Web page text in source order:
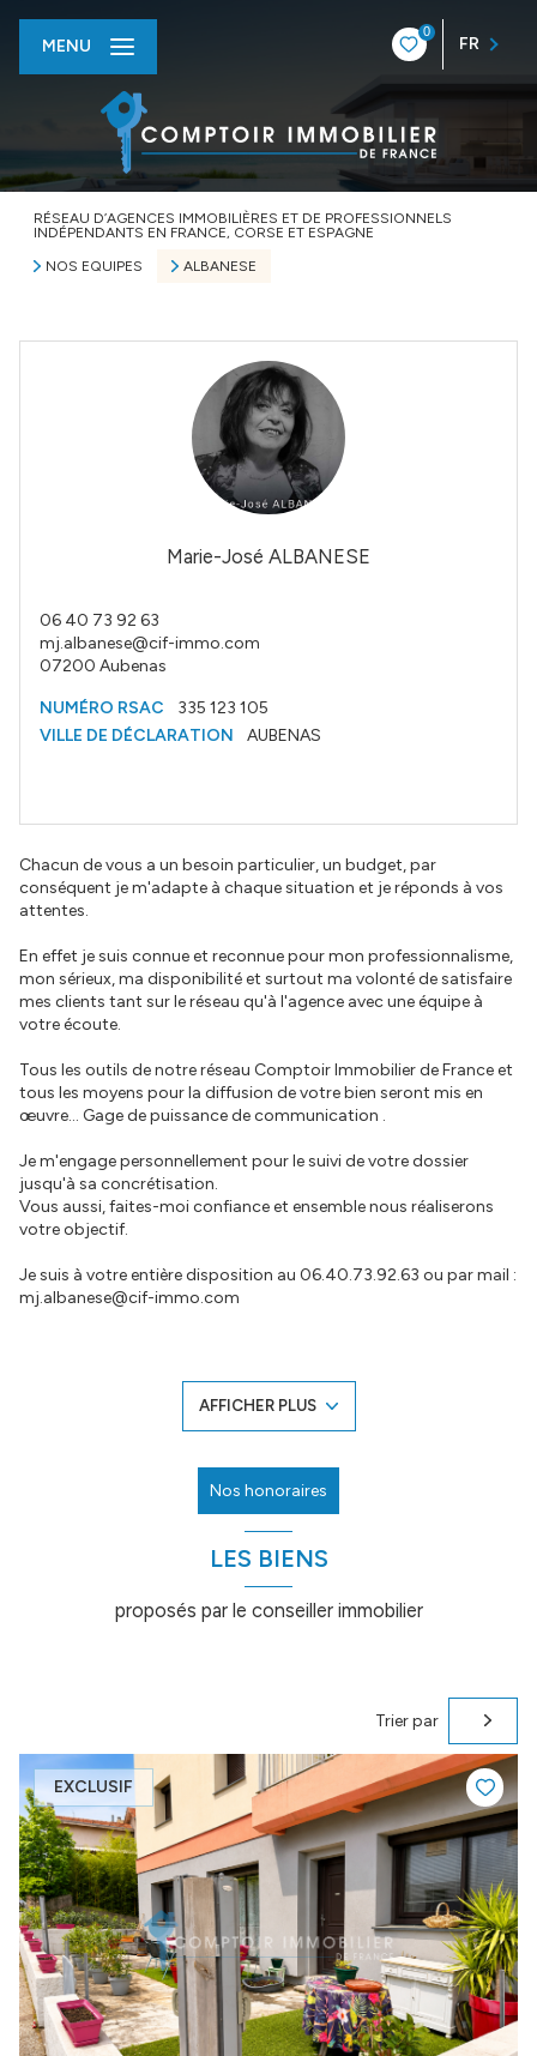
0
FR
MENU
RÉSEAU D’AGENCES IMMOBILIÈRES ET DE PROFESSIONNELS
INDÉPENDANTS EN FRANCE, CORSE ET ESPAGNE
NOS EQUIPES
ALBANESE
Marie-José ALBANESE
06 40 73 92 63
mj.albanese@cif-immo.com
07200 Aubenas
NUMÉRO RSAC
335 123 105
VILLE DE DÉCLARATION
AUBENAS
Chacun de vous a un besoin particulier, un budget, par
conséquent je m'adapte à chaque situation et je réponds à vos
attentes.
En effet je suis connue et reconnue pour mon professionnalisme,
mon sérieux, ma disponibilité et surtout ma volonté de satisfaire
mes clients tant sur le réseau qu'à l'agence avec une équipe à
votre écoute.
Tous les outils de notre réseau Comptoir Immobilier de France et
tous les moyens pour la diffusion de votre bien seront mis en
œuvre... Gage de puissance de communication .
Je m'engage personnellement pour le suivi de votre dossier
jusqu'à sa concrétisation.
Vous aussi, faites-moi confiance et ensemble nous réaliserons
votre objectif.
Je suis à votre entière disposition au 06.40.73.92.63 ou par mail :
mj.albanese@cif-immo.com
AFFICHER PLUS
Nos honoraires
LES BIENS
proposés par le conseiller immobilier
Trier par
EXCLUSIF